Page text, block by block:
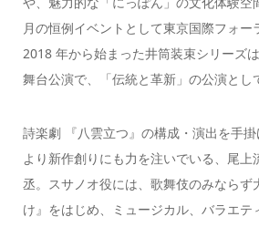
月の恒例イベントとして東京国際フォー
2018 年から始まった井筒装束シリーズ
舞台公演で、「伝統と革新」の公演とし
詩楽劇 『八雲立つ』の構成・演出を手
より新作創りにも力を注いでいる、尾上
丞。スサノオ役には、歌舞伎のみならず
け』をはじめ、ミュージカル、バラエテ